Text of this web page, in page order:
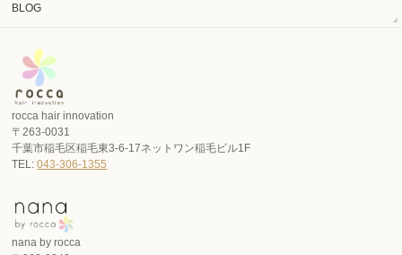
BLOG
rocca hair innovation
〒263-0031
千葉市稲毛区稲毛東3-6-17ネットワン稲毛ビル1F
TEL:043-306-1355
nana by rocca